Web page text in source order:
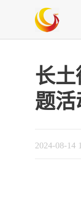
长
题活
2024-08-14